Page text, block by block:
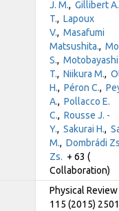
J. M.,Gillibert A.
T.,Lapoux
V.,Masafumi
Matsushita.,
S.,Motobayashi
T.,Niikura M.,
H.,Péron C.,
A.,Pollacco E.
C.,Rousse J. -
Y.,Sakurai H.,
M.,Dombrádi
Zs. + 63 (
Collaboration)
Physical
115 (2015) 2501